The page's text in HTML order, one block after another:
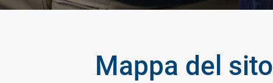
Mappa del sito